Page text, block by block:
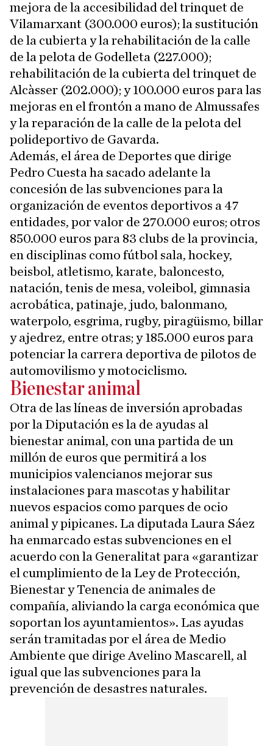
mejora de la accesibilidad del trinquet de
Vilamarxant (300.000 euros); la sustitución
de la cubierta y la rehabilitación de la calle
de la pelota de Godelleta (227.000);
rehabilitación de la cubierta del trinquet de
Alcàsser (202.000); y 100.000 euros para las
mejoras en el frontón a mano de Almussafes
y la reparación de la calle de la pelota del
polideportivo de Gavarda.
Además, el área de Deportes que dirige
Pedro Cuesta ha sacado adelante la
concesión de las subvenciones para la
organización de eventos deportivos a 47
entidades, por valor de 270.000 euros; otros
850.000 euros para 83 clubs de la provincia,
en disciplinas como fútbol sala, hockey,
beisbol, atletismo, karate, baloncesto,
natación, tenis de mesa, voleibol, gimnasia
acrobática, patinaje, judo, balonmano,
waterpolo, esgrima, rugby, piragüismo, billar
y ajedrez, entre otras; y 185.000 euros para
potenciar la carrera deportiva de pilotos de
automovilismo y motociclismo.
Bienestar animal
Otra de las líneas de inversión aprobadas
por la Diputación es la de ayudas al
bienestar animal, con una partida de un
millón de euros que permitirá a los
municipios valencianos mejorar sus
instalaciones para mascotas y habilitar
nuevos espacios como parques de ocio
animal y pipicanes. La diputada Laura Sáez
ha enmarcado estas subvenciones en el
acuerdo con la Generalitat para «garantizar
el cumplimiento de la Ley de Protección,
Bienestar y Tenencia de animales de
compañía, aliviando la carga económica que
soportan los ayuntamientos». Las ayudas
serán tramitadas por el área de Medio
Ambiente que dirige Avelino Mascarell, al
igual que las subvenciones para la
prevención de desastres naturales.